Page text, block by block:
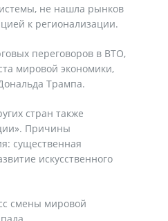
не нашла рынков
к регионализации.
переговоров в ВТО,
мировой экономики,
Трампа.
стран также
Причины
существенная
искусственного
смены мировой